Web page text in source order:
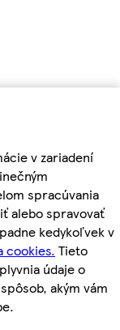
v zariadení
spracúvania
alebo spravovať
kedykoľvek v
cookies. Tieto
údaje o
akým vám